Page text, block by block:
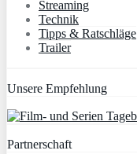
Streaming
Technik
Tipps & Ratschläge
Trailer
Unsere Empfehlung
Partnerschaft